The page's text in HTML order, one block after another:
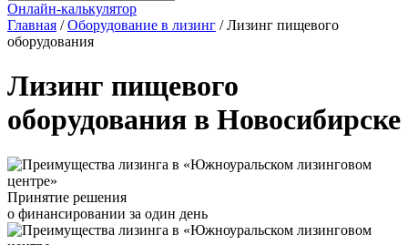
Онлайн-калькулятор
Главная / Оборудование в лизинг / Лизинг пищевого
оборудования
Лизинг пищевого
оборудования в Новосибирске
Принятие решения
о финансировании за один день